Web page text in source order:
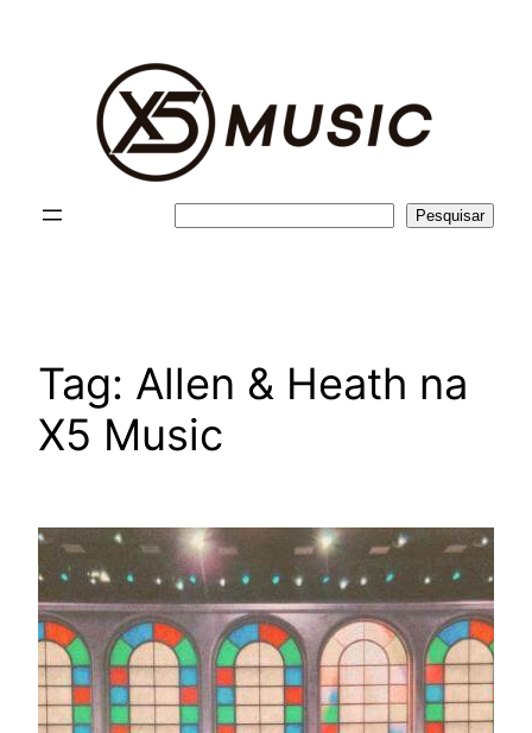
Pesquisar
Tag: Allen & Heath na
X5 Music